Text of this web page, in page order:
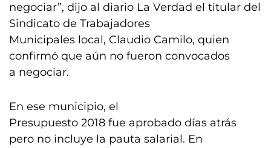
negociar”, dijo al diario La Verdad el titular del
Sindicato de Trabajadores
Municipales local, Claudio Camilo, quien
confirmó que aún no fueron convocados
a negociar.
En ese municipio, el
Presupuesto 2018 fue aprobado días atrás
pero no incluye la pauta salarial. En